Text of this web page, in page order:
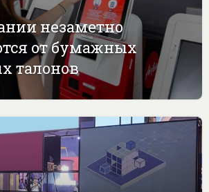
незаметно
от бумажных
талонов